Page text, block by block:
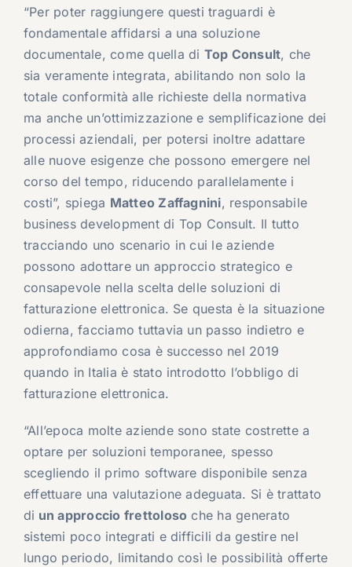
“Per poter raggiungere questi traguardi è
fondamentale affidarsi a una soluzione
documentale, come quella di Top Consult, che
sia veramente integrata, abilitando non solo la
totale conformità alle richieste della normativa
ma anche un’ottimizzazione e semplificazione dei
processi aziendali, per potersi inoltre adattare
alle nuove esigenze che possono emergere nel
corso del tempo, riducendo parallelamente i
costi”, spiega Matteo Zaffagnini, responsabile
business development di Top Consult. Il tutto
tracciando uno scenario in cui le aziende
possono adottare un approccio strategico e
consapevole nella scelta delle soluzioni di
fatturazione elettronica. Se questa è la situazione
odierna, facciamo tuttavia un passo indietro e
approfondiamo cosa è successo nel 2019
quando in Italia è stato introdotto l’obbligo di
fatturazione elettronica.
“All’epoca molte aziende sono state costrette a
optare per soluzioni temporanee, spesso
scegliendo il primo software disponibile senza
effettuare una valutazione adeguata. Si è trattato
di un approccio frettoloso che ha generato
sistemi poco integrati e difficili da gestire nel
lungo periodo, limitando così le possibilità offerte